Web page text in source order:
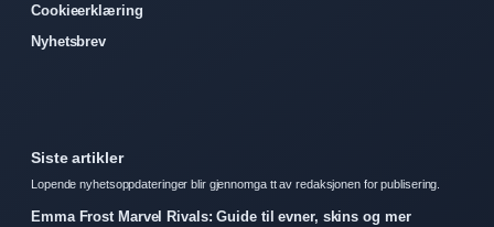
Cookieerklæring
Nyhetsbrev
Siste artikler
Lopende nyhetsoppdateringer blir gjennomga tt av redaksjonen for publisering.
Emma Frost Marvel Rivals: Guide til evner, skins og mer